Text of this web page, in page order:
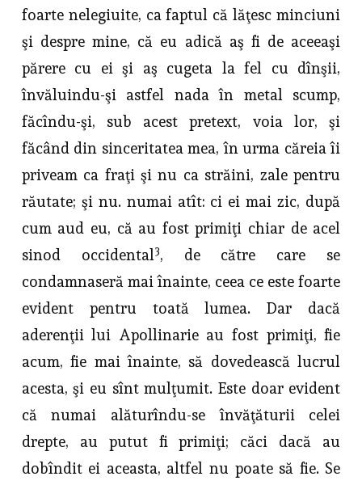
foarte ne­legiuite, ca faptul că lăţesc minciuni
şi despre mine, că eu adică aş fi de aceeaşi
părere cu ei şi aş cugeta la fel cu dînşii,
învăluindu-şi astfel nada în metal scump,
făcîndu-şi, sub acest pretext, voia lor, şi
făcând din sin­ceritatea mea, în urma căreia îi
priveam ca fraţi şi nu ca străini, zale pentru
răutate; şi nu. numai atît: ci ei mai zic, după
cum aud eu, că au fost pri­miţi chiar de acel
sinod occidental3, de către care se
condamnaseră mai îna­inte, ceea ce este foarte
evident pentru toată lumea. Dar dacă
aderenţii lui Apollinarie au fost primiţi, fie
acum, fie mai înainte, să dovedească lucrul
acesta, şi eu sînt mulţumit. Este doar evident
că numai alăturîndu-se învă­ţăturii celei
drepte, au putut fi primiţi; căci dacă au
dobîndit ei aceasta, altfel nu poate să fie. Se